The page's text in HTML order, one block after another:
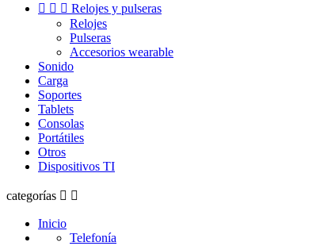
   Relojes y pulseras
Relojes
Pulseras
Accesorios wearable
Sonido
Carga
Soportes
Tablets
Consolas
Portátiles
Otros
Dispositivos TI
categorías  
Inicio
Telefonía